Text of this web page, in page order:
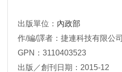
出版單位： 內政部
作/編/譯者：捷連科技有限公司
GPN：3110403523
出版／創刊日期：2015-12